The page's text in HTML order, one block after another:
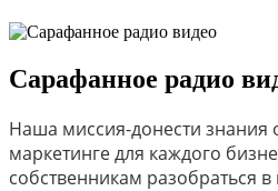
Сарафанное радио
Наша миссия-донести знания
маркетинге для каждого
собственникам разобраться